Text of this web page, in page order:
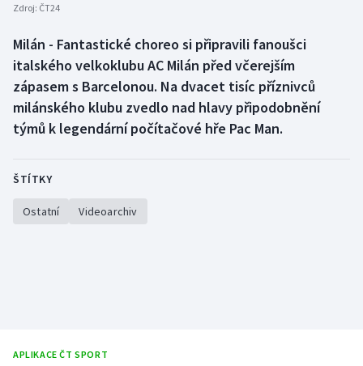
Biatlon
Boby a skeleton
Box
Curling
Dostihy
Florbal
Aplikace ČT sport
AZ kvíz
Zdroj: ČT24
Milán - Fantastické choreo si připravili fanoušci
italského velkoklubu AC Milán před včerejším
zápasem s Barcelonou. Na dvacet tisíc příznivců
milánského klubu zvedlo nad hlavy připodobnění
týmů k legendární počítačové hře Pac Man.
ŠTÍTKY
Ostatní Videoarchiv
APLIKACE ČT SPORT